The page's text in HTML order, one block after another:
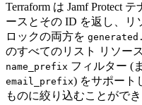
Terraform は Jamf Protect
ースとその ID を返し、リ
ロックの両方を
のすべてのリスト リソー
name_prefix フィルター (
email_prefix) をサポート
ものに絞り込むことができ